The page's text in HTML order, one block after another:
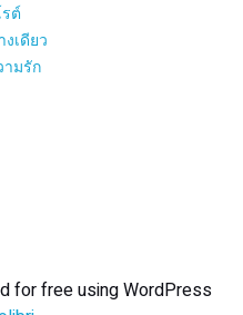
ต์
เดียว
ามรัก
for free using WordPress